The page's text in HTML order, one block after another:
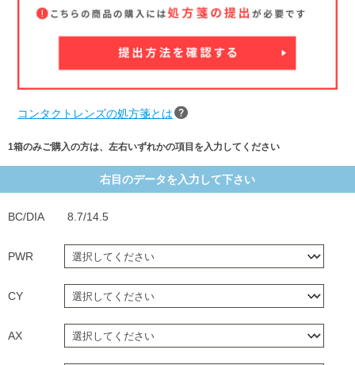
コンタクトレンズの処方箋とは
1箱のみご購入の方は、左右いずれかの項目を入力してください
右目のデータを入力して下さい
BC/DIA 8.7/14.5
PWR
CY
AX